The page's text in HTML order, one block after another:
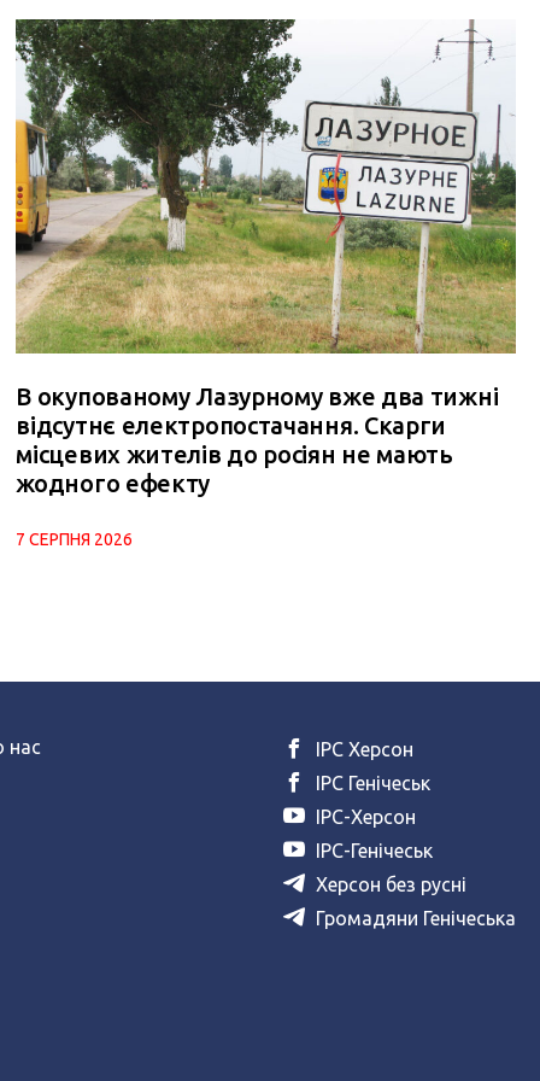
В окупованому Лазурному вже два тижні
відсутнє електропостачання. Скарги
місцевих жителів до росіян не мають
жодного ефекту
7 СЕРПНЯ 2026
нас
ІРС Херсон
ІРС Генічеськ
ІРС-Херсон
ІРС-Генічеськ
Херсон без русні
Громадяни Генічеська